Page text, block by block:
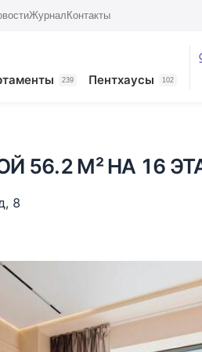
Журнал Контакты
239 Пентхаусы 102
56.2 М² НА 16
, 8